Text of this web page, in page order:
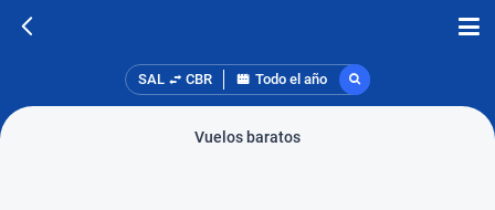
SAL CBR Todo el año
Vuelos baratos